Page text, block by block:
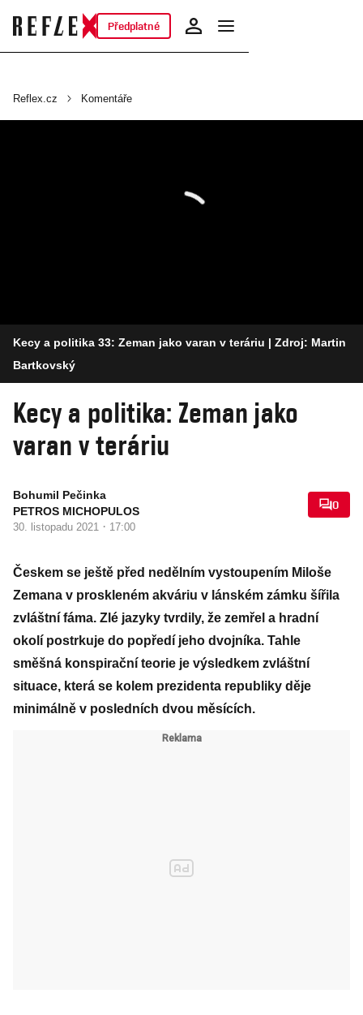
Předplatné
Reflex.cz Komentáře
Kecy a politika 33: Zeman jako varan v teráriu | Zdroj: Martin
Bartkovský
Kecy a politika: Zeman jako
varan v teráriu
Bohumil Pečinka
PETROS MICHOPULOS
30. listopadu 2021 · 17:00
0
Českem se ještě před nedělním vystoupením Miloše
Zemana v proskleném akváriu v lánském zámku šířila
zvláštní fáma. Zlé jazyky tvrdily, že zemřel a hradní
okolí postrkuje do popředí jeho dvojníka. Tahle
směšná konspirační teorie je výsledkem zvláštní
situace, která se kolem prezidenta republiky děje
minimálně v posledních dvou měsících.